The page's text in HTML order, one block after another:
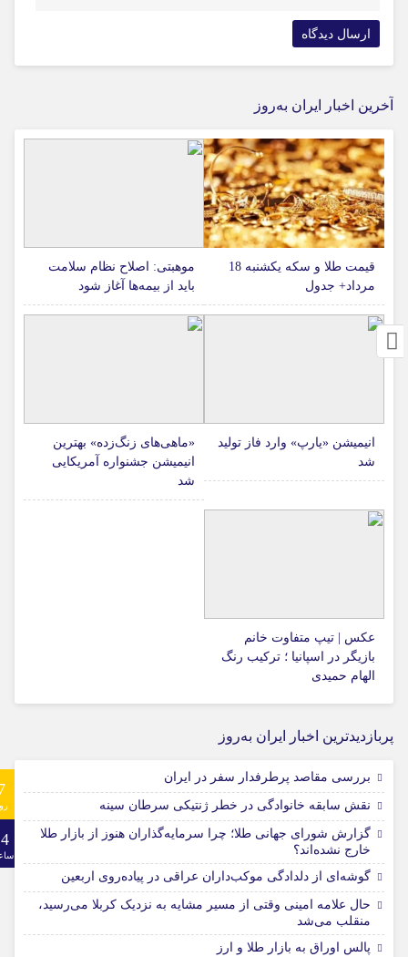
آخرین اخبار ایران به‌روز
قیمت طلا و سکه یکشنبه 18
مرداد+ جدول
موهبتی: اصلاح نظام سلامت
باید از بیمه‌ها آغاز شود
انیمیشن «یارپ» وارد فاز تولید
شد
«ماهی‌های زنگ‌زده» بهترین
انیمیشن جشنواره آمریکایی
شد
عکس | تیپ متفاوت خانم
بازیگر در اسپانیا ؛ ترکیب رنگ
الهام حمیدی
پربازدیدترین اخبار ایران به‌روز
بررسی مقاصد پرطرفدار سفر در ایران
نقش سابقه خانوادگی در خطر ژنتیکی سرطان سینه
گزارش شورای جهانی طلا؛ چرا سرمایه‌گذاران هنوز از بازار طلا
خارج نشده‌اند؟
گوشه‌ای از دلدادگی موکب‌داران عراقی در پیاده‌روی اربعین
حال علامه امینی وقتی از مسیر مشایه به نزدیک کربلا می‌رسید،
منقلب می‌شد
پالس اوراق به بازار طلا و ارز